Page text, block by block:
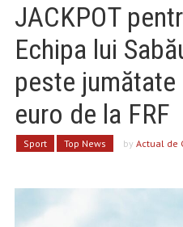
JACKPOT
Echipa lui
peste
euro de la FRF
Sport Top News byActual de